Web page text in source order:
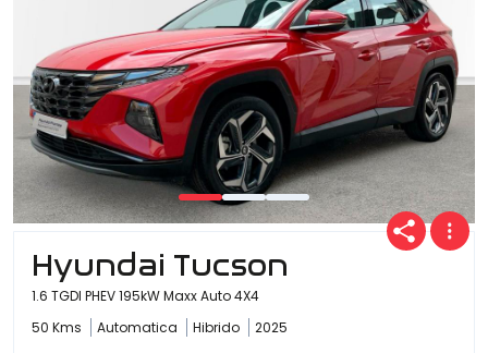
Hyundai Tucson
1.6 TGDI PHEV 195kW Maxx Auto 4X4
50 Kms
Automatica Hibrido 2025